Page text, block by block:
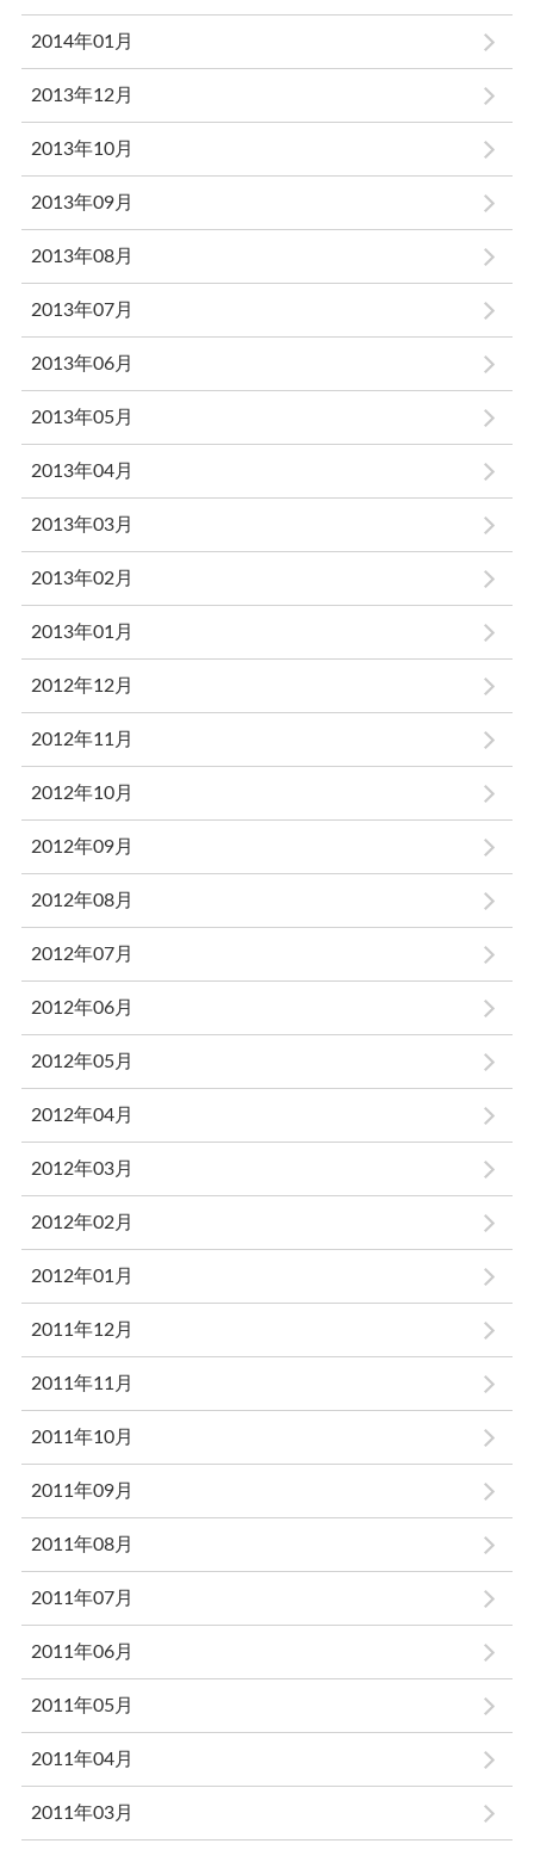
2014年01月
2013年12月
2013年10月
2013年09月
2013年08月
2013年07月
2013年06月
2013年05月
2013年04月
2013年03月
2013年02月
2013年01月
2012年12月
2012年11月
2012年10月
2012年09月
2012年08月
2012年07月
2012年06月
2012年05月
2012年04月
2012年03月
2012年02月
2012年01月
2011年12月
2011年11月
2011年10月
2011年09月
2011年08月
2011年07月
2011年06月
2011年05月
2011年04月
2011年03月